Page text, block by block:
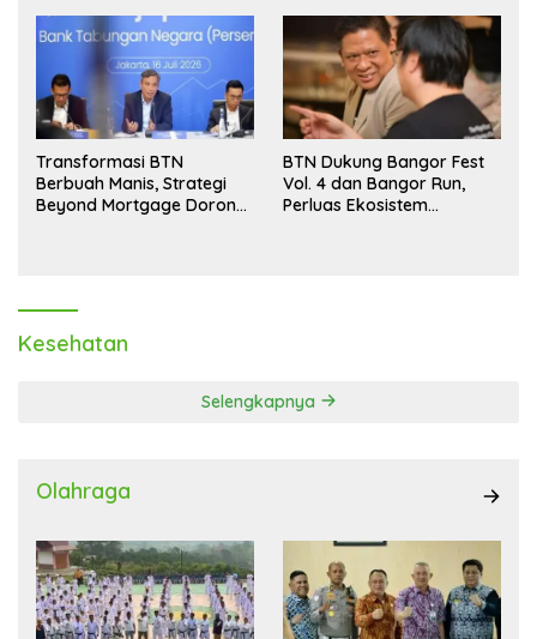
Transformasi BTN
Berbuah Manis, Strategi
Beyond Mortgage Dorong
BTN Dukung Bangor Fest
Vol. 4 dan Bangor Run,
Perluas Ekosistem
Kesehatan
Selengkapnya
Olahraga